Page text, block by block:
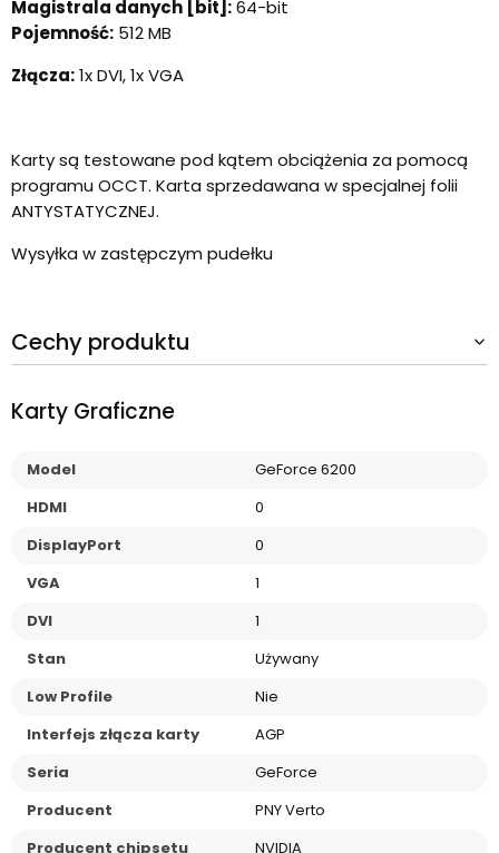
Magistrala danych [bit]:64-bit
Pojemność: 512 MB
Złącza:1x DVI, 1x VGA
Karty są testowane pod kątem obciążenia za pomocą
programu OCCT. Karta sprzedawana w specjalnej folii
ANTYSTATYCZNEJ.
Wysyłka w zastępczym pudełku
Cechy produktu
Karty Graficzne
Model
GeForce 6200
HDMI
0
DisplayPort
0
VGA
1
DVI
1
Stan
Używany
Low Profile
Nie
Interfejs złącza karty
AGP
Seria
GeForce
Producent
PNY Verto
Producent chipsetu
NVIDIA